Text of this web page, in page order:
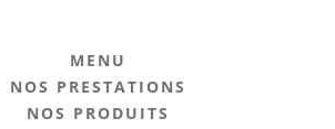
MENU
NOS PRESTATIONS
NOS PRODUITS